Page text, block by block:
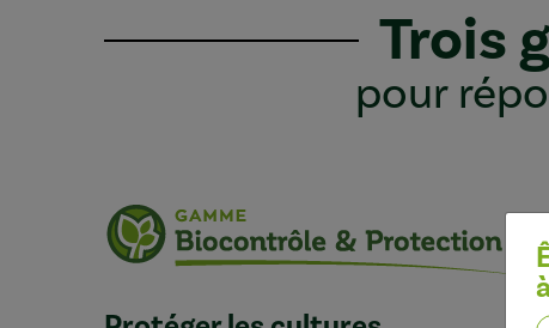
Trois
pour